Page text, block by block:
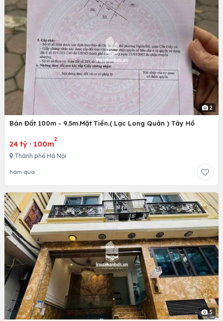
2
Bán Đất 100m - 9.5m.Mặt Tiền.( Lạc Long Quân ) Tây Hồ
24 tỷ · 100m
2
Thành phố Hà Nội
hôm qua
5